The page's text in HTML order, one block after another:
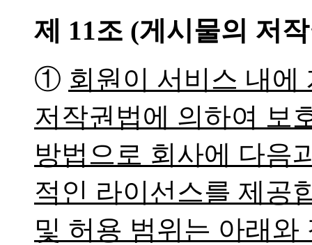
제 11조 (게시물의 저
① 회원이 서비스 내에
저작권법에 의하여 보
방법으로 회사에 다음
적인 라이선스를 제공
및 허용 범위는 아래와